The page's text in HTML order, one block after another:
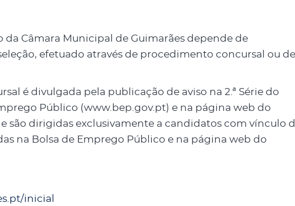
Câmara Municipal de Guimarães depende de
efetuado através de procedimento concursal ou de
é divulgada pela publicação de aviso na 2.ª Série do
Público (www.bep.gov.pt) e na página web do
são dirigidas exclusivamente a candidatos com vínculo
na Bolsa de Emprego Público e na página web do
inicial